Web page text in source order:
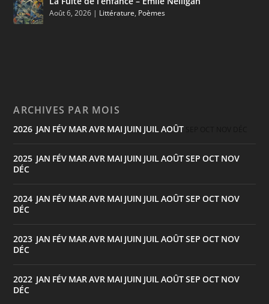
Août 6, 2026 | Littérature, Poèmes
ARCHIVES PAR MOIS
2026 JAN FÉV MARAVR MAI JUIN JUILAOÛT
2025 JAN FÉV MARAVR MAI JUIN JUILAOÛTSEP OCT NOV
DÉC
2024 JAN FÉV MARAVR MAI JUIN JUILAOÛTSEP OCT NOV
DÉC
2023 JAN FÉV MARAVR MAI JUIN JUILAOÛTSEP OCT NOV
DÉC
2022 JAN FÉV MARAVR MAI JUIN JUILAOÛTSEP OCT NOV
DÉC